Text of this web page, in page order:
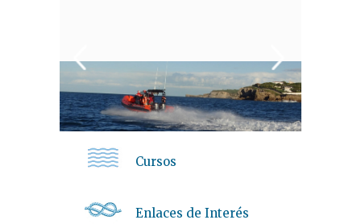
Cursos
Enlaces de Interés